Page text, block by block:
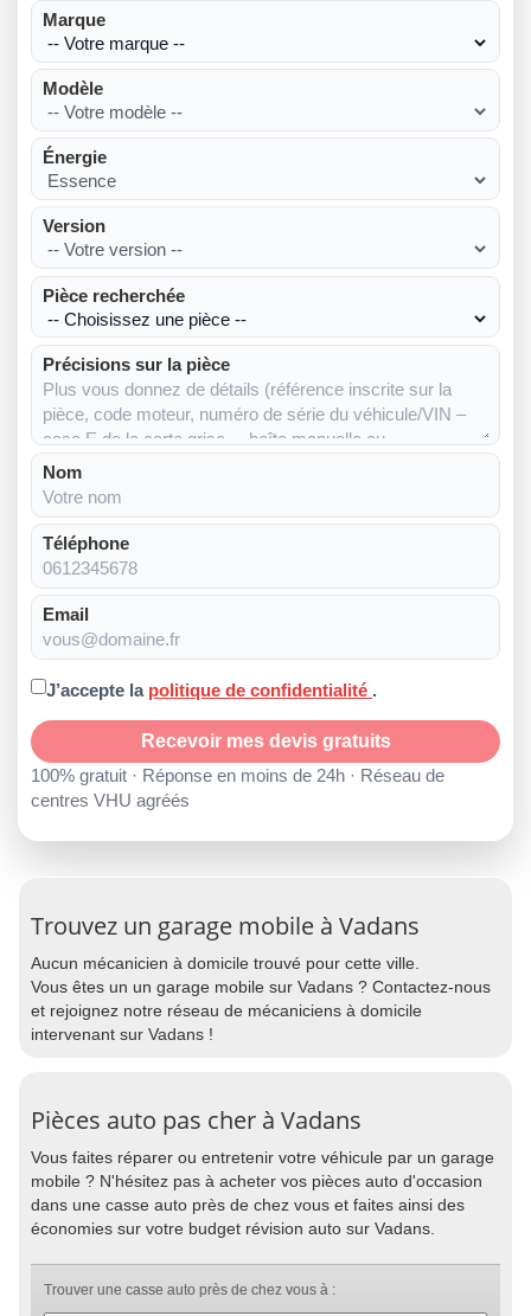
Marque
Modèle
Énergie
Version
Pièce recherchée
Précisions sur la pièce
Nom
Téléphone
Email
J’accepte la politique de confidentialité .
Recevoir mes devis gratuits
100% gratuit · Réponse en moins de 24h · Réseau de
centres VHU agréés
Trouvez un garage mobile à Vadans
Aucun mécanicien à domicile trouvé pour cette ville.
Vous êtes un un garage mobile sur Vadans ? Contactez-nous
et rejoignez notre réseau de mécaniciens à domicile
intervenant sur Vadans !
Pièces auto pas cher à Vadans
Vous faites réparer ou entretenir votre véhicule par un garage
mobile ? N'hésitez pas à acheter vos pièces auto d'occasion
dans une casse auto près de chez vous et faites ainsi des
économies sur votre budget révision auto sur Vadans.